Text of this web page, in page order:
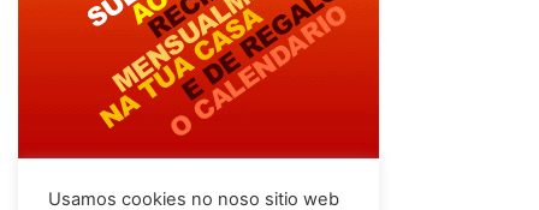
Usamos cookies no noso sitio web